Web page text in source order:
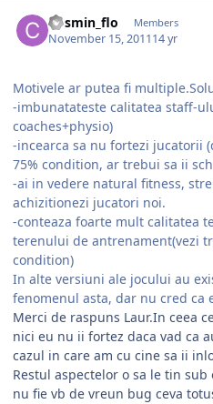
Cosmin_flo Members
November 15, 201114 yr
Motivele ar putea fi
-imbunatateste calitatea staff-
coaches+physio)
-incearca sa nu fortezi jucatorii
75% condition, ar trebui sa ii
-ai in vedere natural fitness,
achizitionezi jucatori noi.
-conteaza foarte mult calitatea
terenului de antrenament(vezi
condition)
In alte versiuni ale jocului au
fenomenul asta, dar nu cred ca
Merci de raspuns Laur.In ceea
nici eu nu ii fortez daca vad ca
cazul in care am cu cine sa ii
Restul aspectelor o sa le tin
nu fie vb de vreun bug ceva